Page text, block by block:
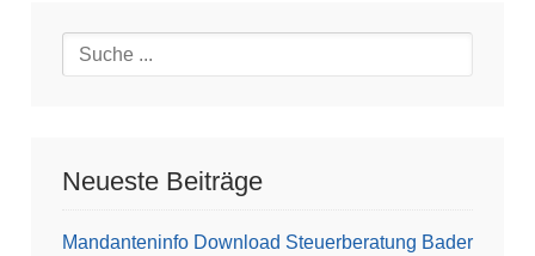
Neueste Beiträge
Mandanteninfo Download Steuerberatung Bader